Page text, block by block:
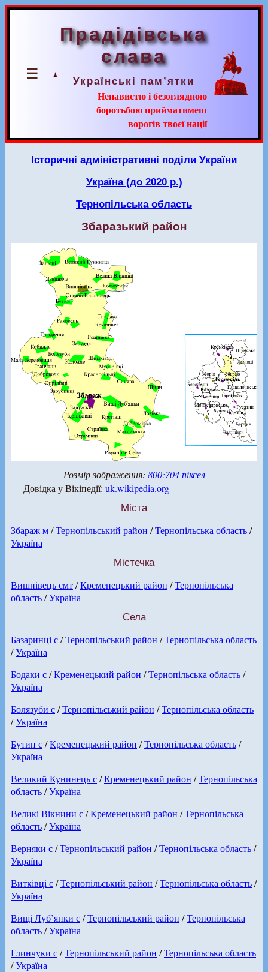
☰
Прадідівська
слава
Українські пам’ятки
Ненавистю і безоглядною
боротьбою прийматимеш
ворогів твоєї нації
Історичні адміністративні поділи України
Україна (до 2020 р.)
Тернопільська область
Збаразький район
Розмір зображення: 800:704 піксел
Довідка у Вікіпедії: uk.wikipedia.org
Міста
Збараж м/Тернопільський район /Тернопільська область/
Україна
Містечка
Вишнівець смт/Кременецький район /Тернопільська
область/Україна
Села
Базаринці с/Тернопільський район /Тернопільська область
/Україна
Бодаки с/Кременецький район /Тернопільська область/
Україна
Болязуби с/Тернопільський район /Тернопільська область
/Україна
Бутин с/Кременецький район /Тернопільська область/
Україна
Великий Кунинець с/Кременецький район /Тернопільська
область/Україна
Великі Вікнини с/Кременецький район /Тернопільська
область/Україна
Верняки с/Тернопільський район /Тернопільська область/
Україна
Витківці с/Тернопільський район /Тернопільська область/
Україна
Вищі Луб’янки с/Тернопільський район /Тернопільська
область/Україна
Глинчуки с/Тернопільський район /Тернопільська область
/Україна